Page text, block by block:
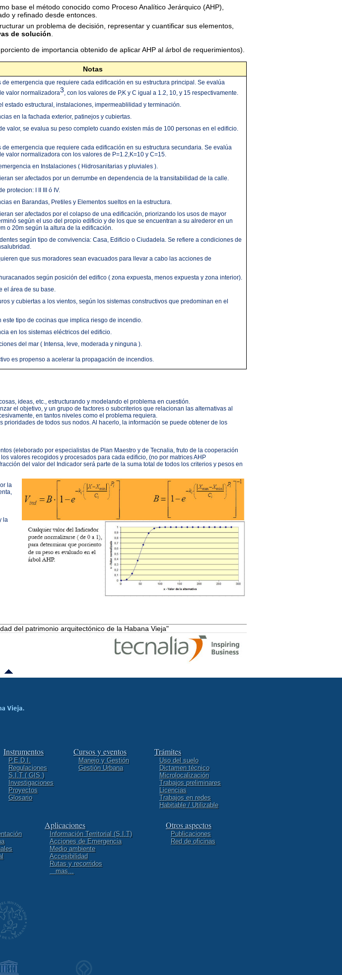
base el método conocido como Proceso Analítico Jerárquico (AHP),
y refinado desde entonces.
un problema de decisión, representar y cuantificar sus elementos,
de solución
de importancia obtenido de aplicar AHP al árbol de requerimientos).
Notas
emergencia que requiere cada edificación en su estructura principal. Se evalúa
valor normalizadora3 , con los valores de P,K y C igual a 1.2, 10, y 15 respectivamente.
estado estructural, instalaciones, impermeablilidad y terminación.
en la fachada exterior, patinejos y cubiertas.
valor, se evalua su peso completo cuando existen más de 100 personas en el edificio.
emergencia que requiere cada edificación en su estructura secundaria. Se evalúa
valor normalizadora con los valores de P=1.2,K=10 y C=15.
en Instalaciones ( Hidrosanitarias y pluviales ).
ser afectados por un derrumbe en dependencia de la transitabilidad de la calle.
protecion: I II III ó IV.
en Barandas, Pretiles y Elementos sueltos en la estructura.
ser afectados por el colapso de una edificación, priorizando los usos de mayor
según el uso del propio edificio y de los que se encuentran a su alrederor en un
o 20m según la altura de la edificación.
según tipo de convivencia: Casa, Edificio o Ciudadela. Se refiere a condiciones de
que sus moradores sean evacuados para llevar a cabo las acciones de
según posición del edifico ( zona expuesta, menos expuesta y zona interior).
el área de su base.
y cubiertas a los vientos, según los sistemas constructivos que predominan en el
tipo de cocinas que implica riesgo de incendio.
en los sistemas eléctricos del edificio.
del mar ( Intensa, leve, moderada y ninguna ).
es propenso a acelerar la propagación de incendios.
ideas, etc., estructurando y modelando el problema en cuestión.
el objetivo, y un grupo de factores o subcriterios que relacionan las alternativas al
en tantos niveles como el problema requiera.
de todos sus nodos. Al hacerlo, la información se puede obtener de los
(eleborado por especialistas de Plan Maestro y de Tecnalia, fruto de la cooperación
valores recogidos y procesados para cada edificio, (no por matrices AHP
del valor del Indicador será parte de la suma total de todos los criterios y pesos en
la
la
del patrimonio arquitectónico de la Habana Vieja"
Instrumentos
P.E.D.I.
Regulaciones
S.I.T ( GIS )
Investigaciones
Proyectos
Glosario
Cursos y eventos
Manejo y Gestión
Gestión Urbana
Trámites
Uso del suelo
Dictamen técnico
Microlocalización
Trabajos preliminares
Licencias
Trabajos en redes
Habitable / Utilizable
Aplicaciones
Información Territorial (S.I.T)
Acciones de Emergencia
Medio ambiente
Accesibilidad
Rutas y recorridos
mas...
Otros aspectos
Publicaciones
Red de oficinas